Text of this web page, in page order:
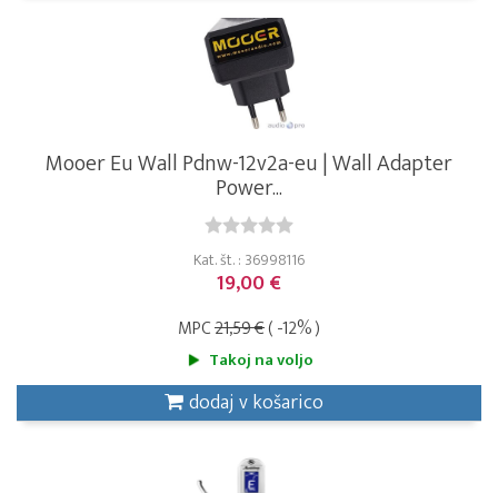
Mooer Eu Wall Pdnw-12v2a-eu | Wall Adapter
Power...
Kat. št. : 36998116
19,00 €
MPC21,59 €( -12% )
Takoj na voljo
dodaj v košarico